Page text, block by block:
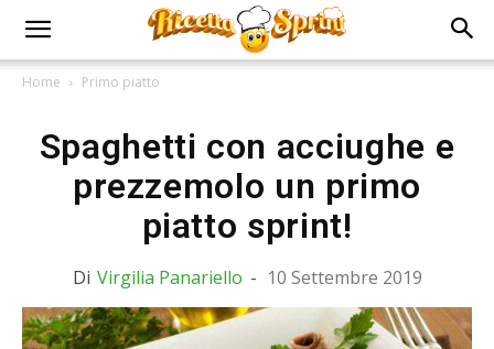
Home Primo piatto
Spaghetti con acciughe e
prezzemolo un primo
piatto sprint!
Di Virgilia Panariello - 10 Settembre 2019